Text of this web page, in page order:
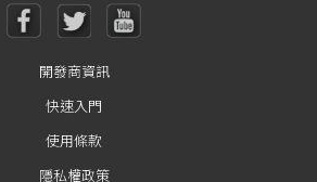
開發商資訊
快速入門
使用條款
隱私權政策